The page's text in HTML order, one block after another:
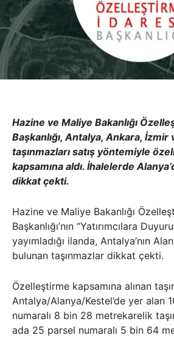
Hazine ve Maliye Bakanlığı
Başkanlığı, Antalya, Ankara, İzmir
taşınmazları satış yöntemiyle
kapsamına aldı. İhalelerde
dikkat çekti.
Hazine ve Maliye Bakanlığı
Başkanlığı’nın “Yatırımcılara
yayımladığı ilanda, Antalya’nın
bulunan taşınmazlar dikkat çekti.
Özelleştirme kapsamına alınan
Antalya/Alanya/Kestel’de yer alan
numaralı 8 bin 28 metrekarelik
ada 25 parsel numaralı 5 bin 64